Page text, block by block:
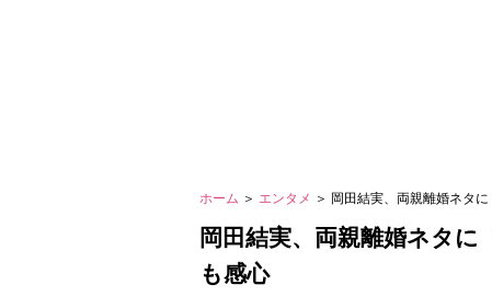
ホーム ＞ エンタメ ＞ 岡田結実、両親離婚ネタ
岡田結実、両親離婚ネタ
も感心